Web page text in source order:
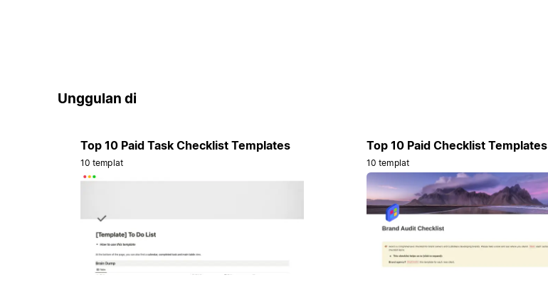
Unggulan di
Top 10 Paid Task Checklist Templates
10 templat
Top 10 Paid Checklist Templates
10 templat